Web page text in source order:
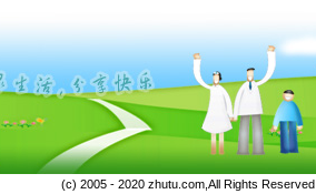
(c) 2005 - 2020 zhutu.com,All Rights Reserved